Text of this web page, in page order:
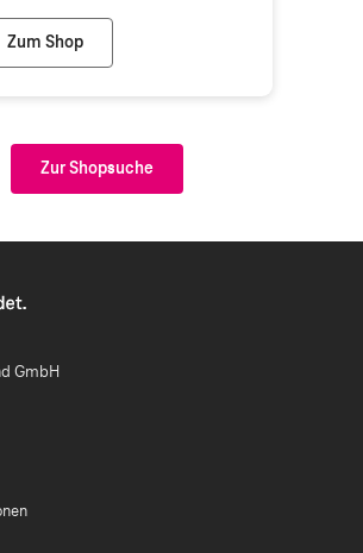
Zum Shop
Ibuy GmbH (Telekom Partner)
Zur Shopsuche
GmbH